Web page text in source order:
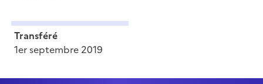
Transféré
1er septembre 2019